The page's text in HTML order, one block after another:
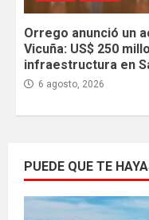
Orrego anunció un
Vicuña: US$ 250
infraestructura en
6 agosto, 2026
PUEDE QUE TE